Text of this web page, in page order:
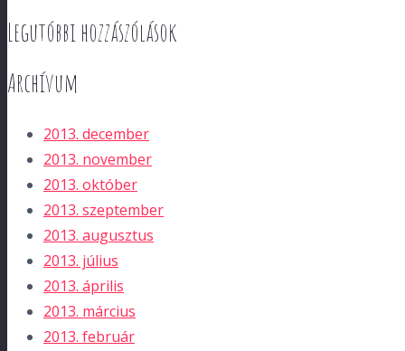
Legutóbbi hozzászólások
Archívum
2013. december
2013. november
2013. október
2013. szeptember
2013. augusztus
2013. július
2013. április
2013. március
2013. február